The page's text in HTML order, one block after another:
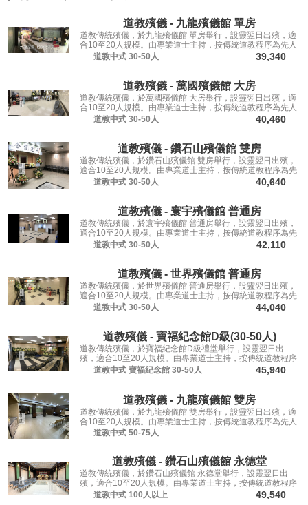
道教殯儀 - 九龍殯儀館 單房
道教傳統殯儀，於九龍殯儀館 單房舉行，設靈翌日出殯，適
合10至20人規模。由專業道士主持，按傳統道教程序為先人
送行。道教中式 30-50人 39,340
道教殯儀 - 萬國殯儀館 大房
道教傳統殯儀，於萬國殯儀館 大房舉行，設靈翌日出殯，適
合10至20人規模。由專業道士主持，按傳統道教程序為先人
送行。道教中式 30-50人 40,460
道教殯儀 - 鑽石山殯儀館 雙房
道教傳統殯儀，於鑽石山殯儀館 雙房舉行，設靈翌日出殯，
適合10至20人規模。由專業道士主持，按傳統道教程序為先
人送行。
道教中式 30-50人 40,640
道教殯儀 - 寰宇殯儀館 普通房
道教傳統殯儀，於寰宇殯儀館 普通房舉行，設靈翌日出殯，
適合10至20人規模。由專業道士主持，按傳統道教程序為先
人送行。
道教中式 30-50人 42,110
道教殯儀 - 世界殯儀館 普通房
道教傳統殯儀，於世界殯儀館 普通房舉行，設靈翌日出殯，
適合10至20人規模。由專業道士主持，按傳統道教程序為先
人送行。
道教中式 30-50人 44,040
道教殯儀 - 寶福紀念館D級(30-50人)
道教傳統殯儀，於寶福紀念館D級禮堂舉行，設靈翌日出
殯，適合10至20人規模。由專業道士主持，按傳統道教程序
為先人送行。
道教中式 寶福紀念館 30-50人 45,940
道教殯儀 - 九龍殯儀館 雙房
道教傳統殯儀，於九龍殯儀館 雙房舉行，設靈翌日出殯，適
合10至20人規模。由專業道士主持，按傳統道教程序為先人
送行。道教中式 50-75人
道教殯儀 - 鑽石山殯儀館 永德堂
道教傳統殯儀，於鑽石山殯儀館 永德堂舉行，設靈翌日出
殯，適合10至20人規模。由專業道士主持，按傳統道教程序
為先人送行。
道教中式 100人以上 49,540